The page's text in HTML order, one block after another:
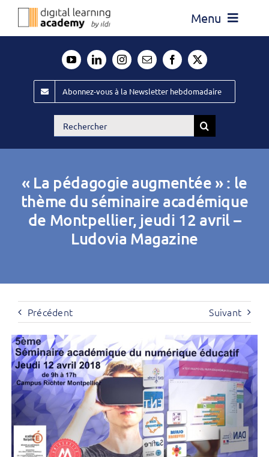
Passer
Menu
Évènements ILDI
Offres d’emploi
Publiez
Contact
Abonnez-vous à la Newsletter hebdomadaire
Rechercher:
« La pédagogie augmentée » : le
thème du séminaire académique
de Montpellier, jeudi 12 avril –
Ludovia Magazine
Précédent Suivant